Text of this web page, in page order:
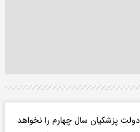
پزشکیان سال چهارم را نخواهد